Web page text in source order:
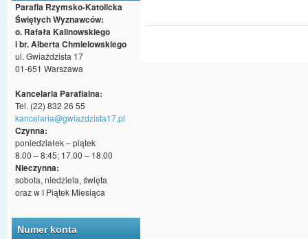
Parafia Rzymsko-Katolicka
Świętych Wyznawców:
o. Rafała Kalinowskiego
i br. Alberta Chmielowskiego
ul. Gwiaździsta 17
01-651 Warszawa
Kancelaria Parafialna:
Tel. (22) 832 26 55
kancelaria@gwiazdzista17.pl
Czynna:
poniedziałek – piątek
8.00 – 8:45; 17.00 – 18.00
Nieczynna:
sobota, niedziela, święta
oraz w I Piątek Miesiąca
Numer konta